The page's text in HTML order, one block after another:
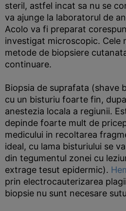
steril, astfel incat sa nu se
va ajunge la laboratorul de
Acolo va fi preparat
investigat microscopic. Cele
metode de biopsiere
continuare.
Biopsia de suprafata (shave
cu un bisturiu foarte fin,
anestezia locala a regiunii.
depinde foarte mult de
medicului in recoltarea
ideal, cu lama bisturiului se
din tegumentul zonei cu
extrage tesut epidermic).
prin electrocauterizarea
biopsie nu sunt necesare